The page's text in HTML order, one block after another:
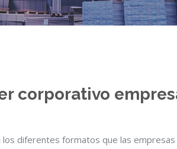
corporativo
los diferentes formatos que las empresas